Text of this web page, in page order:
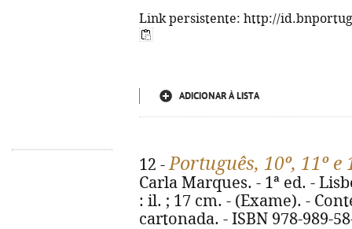
Link persistente: http://
ADICIONAR À LISTA
12 -Português, 10º, 11º e
Carla Marques. - 1ª ed. -
: il. ; 17 cm. - (Exame). -
cartonada. - ISBN 978-989-